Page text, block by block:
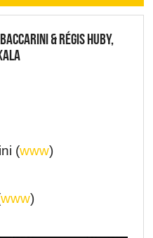
& RÉGIS HUBY,
(www)
www)